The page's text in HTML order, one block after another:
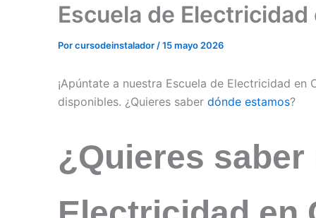
Escuela de
Porcursodeinstalador/15 mayo 2026
¡Apúntate a nuestra Escuela de Electricidad en
disponibles. ¿Quieres saber dónde estamos?
¿Quieres